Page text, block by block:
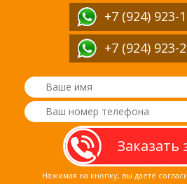
+7 (924) 923-
+7 (924) 923-
Нажимая на кнопку, вы даете